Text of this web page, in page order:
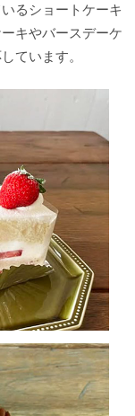
るショートケーキ
キやバースデーケ
ています。